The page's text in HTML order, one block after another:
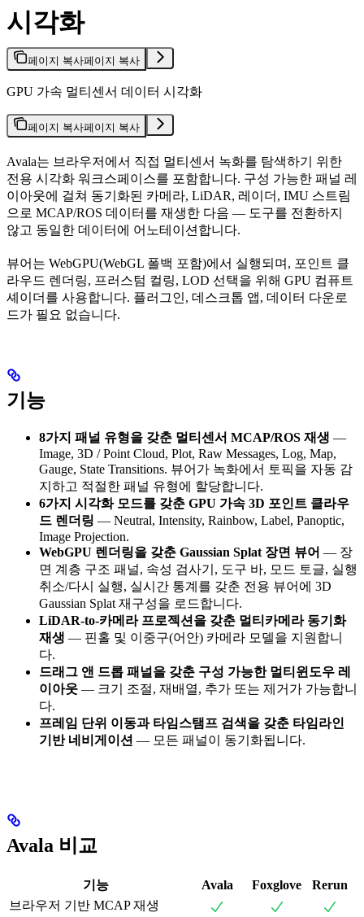
시각화
페이지 복사페이지 복사
GPU 가속 멀티센서 데이터 시각화
페이지 복사페이지 복사
Avala는 브라우저에서 직접 멀티센서 녹화를 탐색하기 위한
전용 시각화 워크스페이스를 포함합니다. 구성 가능한 패널 레
이아웃에 걸쳐 동기화된 카메라, LiDAR, 레이더, IMU 스트림
으로 MCAP/ROS 데이터를 재생한 다음 — 도구를 전환하지
않고 동일한 데이터에 어노테이션합니다.
뷰어는 WebGPU(WebGL 폴백 포함)에서 실행되며, 포인트 클
라우드 렌더링, 프러스텀 컬링, LOD 선택을 위해 GPU 컴퓨트
셰이더를 사용합니다. 플러그인, 데스크톱 앱, 데이터 다운로
드가 필요 없습니다.
기능
8가지 패널 유형을 갖춘 멀티센서 MCAP/ROS 재생 —
Image, 3D / Point Cloud, Plot, Raw Messages, Log, Map,
Gauge, State Transitions. 뷰어가 녹화에서 토픽을 자동 감
지하고 적절한 패널 유형에 할당합니다.
6가지 시각화 모드를 갖춘 GPU 가속 3D 포인트 클라우
드 렌더링 — Neutral, Intensity, Rainbow, Label, Panoptic,
Image Projection.
WebGPU 렌더링을 갖춘 Gaussian Splat 장면 뷰어 — 장
면 계층 구조 패널, 속성 검사기, 도구 바, 모드 토글, 실행
취소/다시 실행, 실시간 통계를 갖춘 전용 뷰어에 3D
Gaussian Splat 재구성을 로드합니다.
LiDAR-to-카메라 프로젝션을 갖춘 멀티카메라 동기화
재생 — 핀홀 및 이중구(어안) 카메라 모델을 지원합니
다.
드래그 앤 드롭 패널을 갖춘 구성 가능한 멀티윈도우 레
이아웃 — 크기 조절, 재배열, 추가 또는 제거가 가능합니
다.
프레임 단위 이동과 타임스탬프 검색을 갖춘 타임라인
기반 네비게이션 — 모든 패널이 동기화됩니다.
Avala 비교
기능 Avala Foxglove
Rerun
브라우저 기반 MCAP 재생